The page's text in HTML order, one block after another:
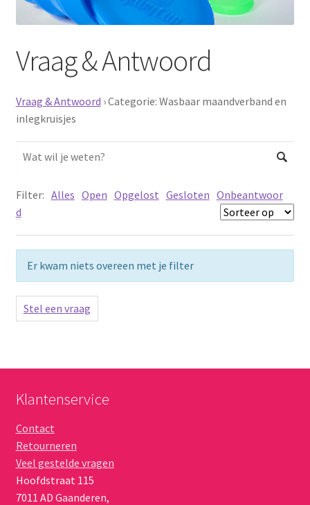
Schoonmaken
Voordeelpakketten
wat je nog meer wil weten
Vraag & Antwoord
Vraag & Antwoord ›Categorie: Wasbaar maandverband en
inlegkruisjes
Filter: Alles Open Opgelost Gesloten Onbeantwoor
d
Er kwam niets overeen met je filter
Stel een vraag
Klantenservice
Contact
Retourneren
Veel gestelde vragen
Hoofdstraat 115
7011 AD Gaanderen,